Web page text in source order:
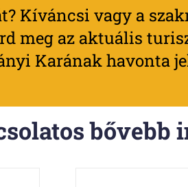
Kíváncsi vagy a
meg az aktuális
Karának havonta
bővebb